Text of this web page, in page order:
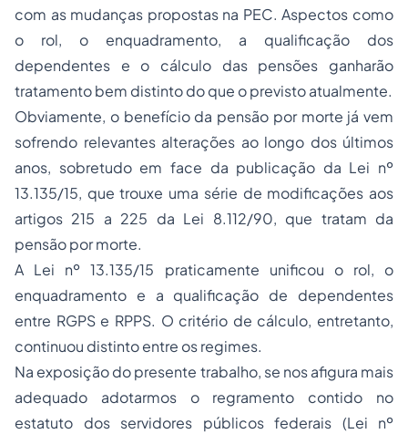
com as mudanças propostas na PEC. Aspectos como
o rol, o enquadramento, a qualificação dos
dependentes e o cálculo das pensões ganharão
tratamento bem distinto do que o previsto atualmente.
Obviamente, o benefício da pensão por morte já vem
sofrendo relevantes alterações ao longo dos últimos
anos, sobretudo em face da publicação da Lei nº
13.135/15, que trouxe uma série de modificações aos
artigos 215 a 225 da Lei 8.112/90, que tratam da
pensão por morte.
A Lei nº 13.135/15 praticamente unificou o rol, o
enquadramento e a qualificação de dependentes
entre RGPS e RPPS. O critério de cálculo, entretanto,
continuou distinto entre os regimes.
Na exposição do presente trabalho, se nos afigura mais
adequado adotarmos o regramento contido no
estatuto dos servidores públicos federais (Lei nº